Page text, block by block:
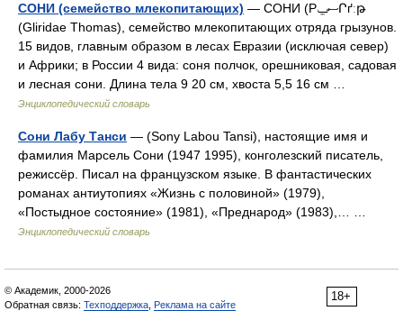
СОНИ (семейство млекопитающих) — СОНИ (PސݐՐґːթ
(Gliridae Thomas), семейство млекопитающих отряда грызунов.
15 видов, главным образом в лесах Евразии (исключая север)
и Африки; в России 4 вида: соня полчок, орешниковая, садовая
и лесная сони. Длина тела 9 20 см, хвоста 5,5 16 см …
Энциклопедический словарь
Сони Лабу Танси — (Sony Labou Tansi), настоящие имя и
фамилия Марсель Сони (1947 1995), конголезский писатель,
режиссёр. Писал на французском языке. В фантастических
романах антиутопиях «Жизнь с половиной» (1979),
«Постыдное состояние» (1981), «Преднарод» (1983),… …
Энциклопедический словарь
18+
© Академик, 2000-2026
Обратная связь: Техподдержка Реклама на сайте